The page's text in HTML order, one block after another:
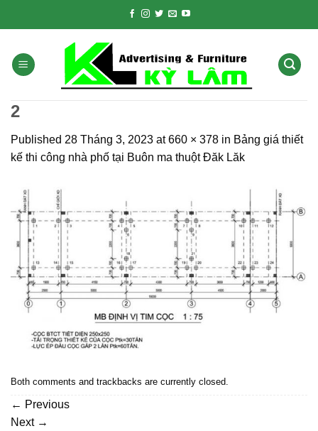
2
Published 28 Tháng 3, 2023 at660 × 378 in Bảng giá thiết
kế thi công nhà phố tại Buôn ma thuột Đăk Lăk
Both comments and trackbacks are currently closed.
← Previous
Next →